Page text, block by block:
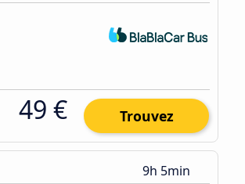
49 € Trouvez
9h 5min